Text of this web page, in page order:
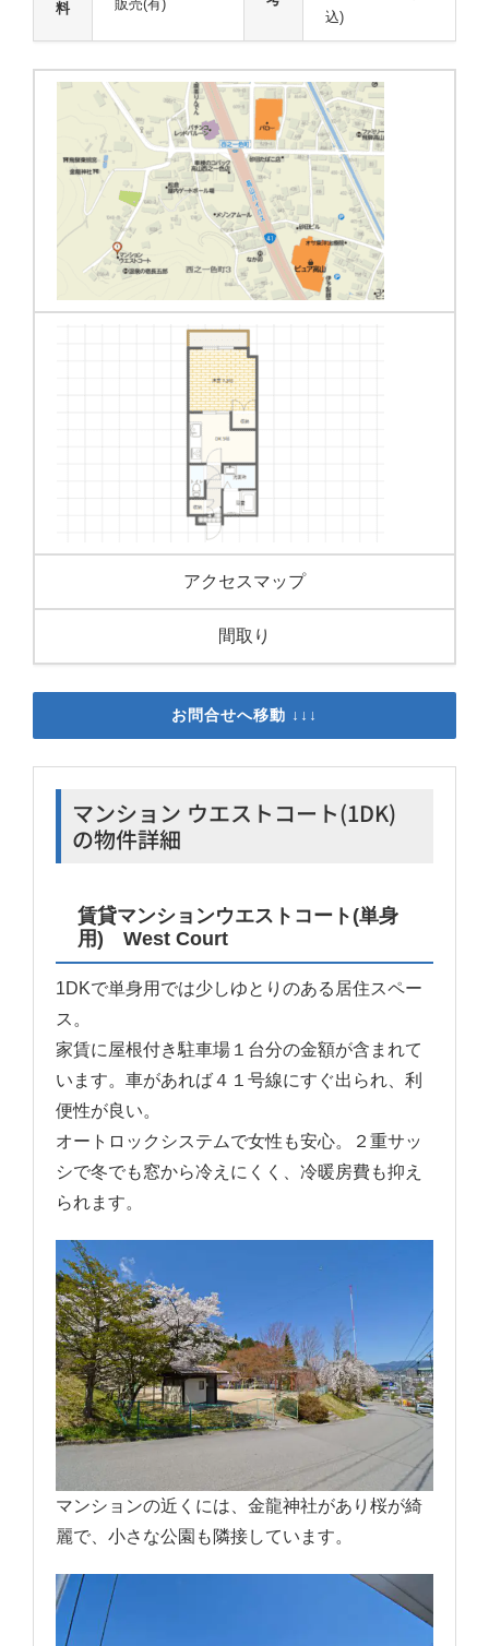
料
販売(有)
込)
アクセスマップ
間取り
お問合せへ移動 ↓↓↓
マンション ウエストコート(1DK)
の物件詳細
賃貸マンションウエストコート(単身
用) West Court
1DKで単身用では少しゆとりのある居住スペー
ス。
家賃に屋根付き駐車場１台分の金額が含まれて
います。車があれば４１号線にすぐ出られ、利
便性が良い。
オートロックシステムで女性も安心。２重サッ
シで冬でも窓から冷えにくく、冷暖房費も抑え
られます。
マンションの近くには、金龍神社があり桜が綺
麗で、小さな公園も隣接しています。